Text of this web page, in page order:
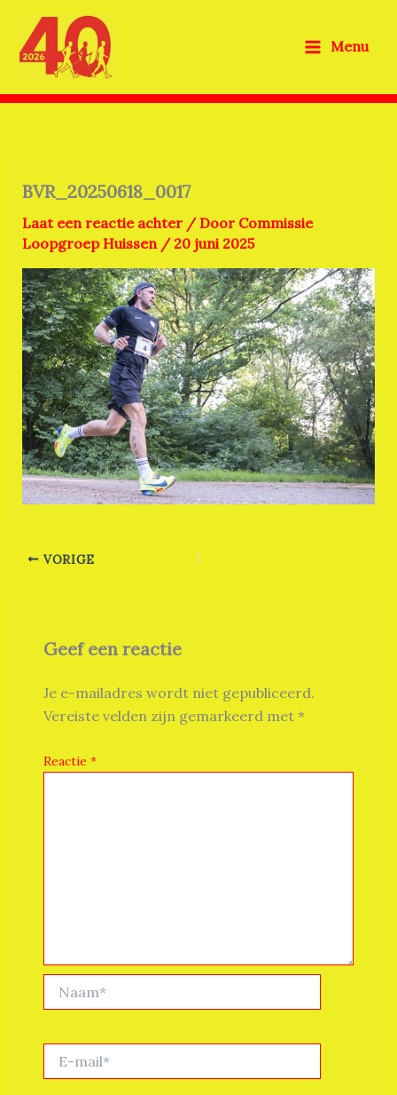
naar
Menu
BVR_20250618_0017
Laat een reactie achter / Door Commissie
Loopgroep Huissen / 20 juni 2025
VORIGE
Geef een reactie
Je e-mailadres wordt niet gepubliceerd.
Vereiste velden zijn gemarkeerd met *
Reactie *
mail*